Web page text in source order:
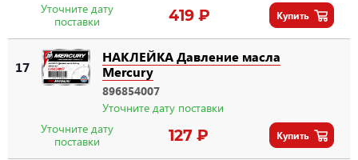
Уточните дату
поставки
419 ₽ Купить
17
НАКЛЕЙКА Давление масла
Mercury
896854007
Уточните дату поставки
Уточните дату
поставки
127 ₽ Купить